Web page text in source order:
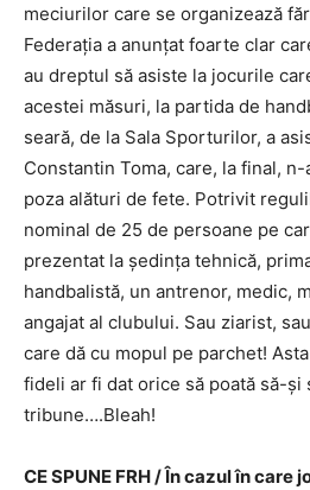
meciurilor care se organizează
Federaţia a anunţat foarte clar
au dreptul să asiste la jocurile
acestei măsuri, la partida de
seară, de la Sala Sporturilor, a
Constantin Toma, care, la final,
poza alături de fete. Potrivit
nominal de 25 de persoane pe
prezentat la şedinţa tehnică,
handbalistă, un antrenor, medic,
angajat al clubului. Sau ziarist,
care dă cu mopul pe parchet!
fideli ar fi dat orice să poată să-şi
tribune….Bleah!
CE SPUNE FRH / În cazul în care